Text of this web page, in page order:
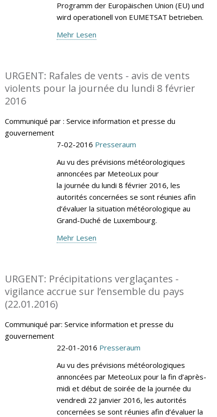
Programm der Europäischen Union (EU) und
wird operationell von EUMETSAT betrieben.
Mehr Lesen
URGENT: Rafales de vents - avis de vents
violents pour la journée du lundi 8 février
2016
Communiqué par : Service information et presse du
gouvernement
7-02-2016 Presseraum
Au vu des prévisions météorologiques
annoncées par MeteoLux pour
la journée du lundi 8 février 2016, les
autorités concernées se sont réunies afin
d’évaluer la situation météorologique au
Grand-Duché de Luxembourg.
Mehr Lesen
URGENT: Précipitations verglaçantes -
vigilance accrue sur l’ensemble du pays
(22.01.2016)
Communiqué par: Service information et presse du
gouvernement
22-01-2016 Presseraum
Au vu des prévisions météorologiques
annoncées par MeteoLux pour la fin d’après-
midi et début de soirée de la journée du
vendredi 22 janvier 2016, les autorités
concernées se sont réunies afin d’évaluer la